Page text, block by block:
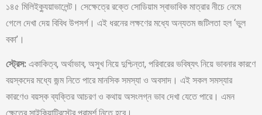
১৪৫ মিলিইক্যুয়াভালেন্ট। সেক্ষেত্রে রক্তে সোডিয়াম স্বাভাবিক মাত্রার নীচে নেমে
গেলে দেখা দেয় বিবিধ উপসর্গ। এই ধরনের লক্ষণের মধ্যে অন্যতম জটিলতা হল ‘ভুল
বকা’।
স্ট্রেস: একাকিত্ব, অর্থাভাব, অসুখ নিয়ে দুশ্চিন্তা, পরিবারের ভবিষ্যৎ নিয়ে ভাবনার কারণে
বয়স্কদের মধ্যে জন্ম নিতে পারে মানসিক সমস্যা ও অবসাদ। এই সকল সমস্যার
কারণেও বয়স্ক ব্যক্তির আচরণ ও কথায় অসংলগ্ন ভাব দেখা যেতে পারে। এমন